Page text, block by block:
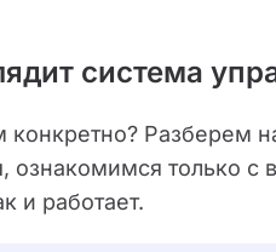
система
Разберем
ознакомимся только
и работает.